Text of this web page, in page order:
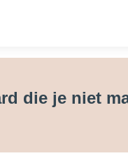
die je niet